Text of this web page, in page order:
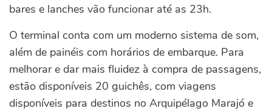
bares e lanches vão funcionar até as 23h.
O terminal conta com um moderno sistema de som,
além de painéis com horários de embarque. Para
melhorar e dar mais fluidez à compra de passagens,
estão disponíveis 20 guichês, com viagens
disponíveis para destinos no Arquipélago Marajó e